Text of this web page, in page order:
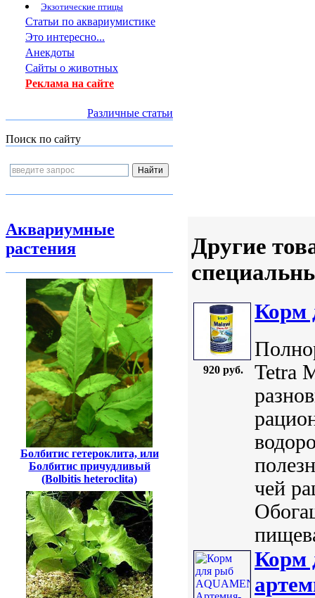
Экзотические птицы
Статьи по аквариумистике
Это интересно...
Анекдоты
Сайты о животных
Реклама на сайте
Различные статьи
Поиск по сайту
Аквариумные
растения
Болбитис гетероклита, или
Болбитис причудливый
(Bolbitis heteroclita)
Другие
920 руб.
Корм
Tetra
чей
Корм